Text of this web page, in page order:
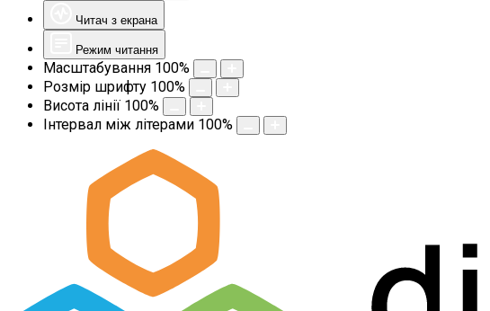
Читач з екрана
Режим читання
Масштабування 100%
Розмір шрифту 100%
Висота лінії 100%
Інтервал між літерами 100%